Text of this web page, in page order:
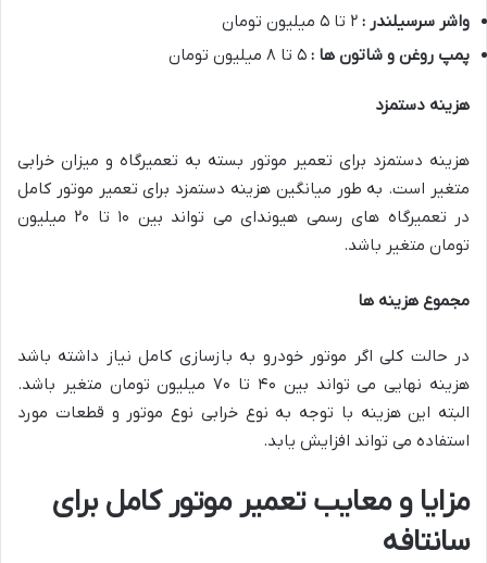
واشر سرسیلندر : ۲ تا ۵ میلیون تومان
پمپ روغن و شاتون ها : ۵ تا ۸ میلیون تومان
هزینه دستمزد
هزینه دستمزد برای تعمیر موتور بسته به تعمیرگاه و میزان خرابی
متغیر است. به طور میانگین هزینه دستمزد برای تعمیر موتور کامل
در تعمیرگاه های رسمی هیوندای می تواند بین ۱۰ تا ۲۰ میلیون
تومان متغیر باشد.
مجموع هزینه ها
در حالت کلی اگر موتور خودرو به بازسازی کامل نیاز داشته باشد
هزینه نهایی می تواند بین ۴۰ تا ۷۰ میلیون تومان متغیر باشد.
البته این هزینه با توجه به نوع خرابی نوع موتور و قطعات مورد
استفاده می تواند افزایش یابد.
مزایا و معایب تعمیر موتور کامل برای
سانتافه